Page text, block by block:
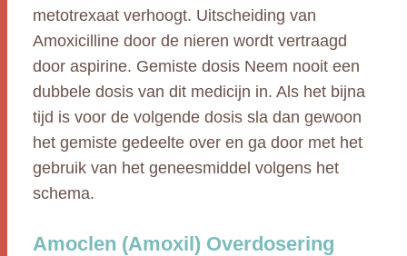
metotrexaat verhoogt. Uitscheiding van
Amoxicilline door de nieren wordt vertraagd
door aspirine. Gemiste dosis Neem nooit een
dubbele dosis van dit medicijn in. Als het bijna
tijd is voor de volgende dosis sla dan gewoon
het gemiste gedeelte over en ga door met het
gebruik van het geneesmiddel volgens het
schema.
Amoclen (Amoxil) Overdosering